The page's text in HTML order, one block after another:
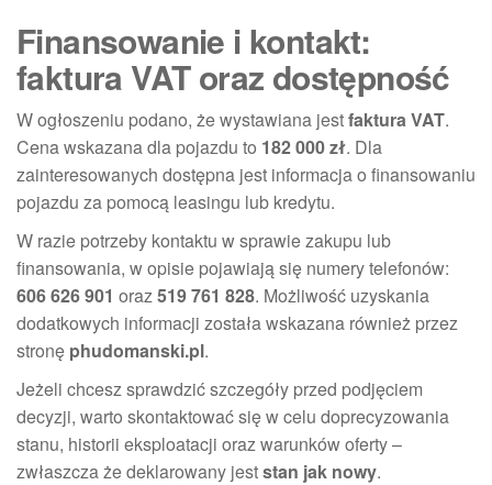
Finansowanie i kontakt:
faktura VAT oraz dostępność
W ogłoszeniu podano, że wystawiana jestfaktura VAT.
Cena wskazana dla pojazdu to 182 000 zł. Dla
zainteresowanych dostępna jest informacja o finansowaniu
pojazdu za pomocą leasingu lub kredytu.
W razie potrzeby kontaktu w sprawie zakupu lub
finansowania, w opisie pojawiają się numery telefonów:
606 626 901 oraz519 761 828. Możliwość uzyskania
dodatkowych informacji została wskazana również przez
stronę phudomanski.pl.
Jeżeli chcesz sprawdzić szczegóły przed podjęciem
decyzji, warto skontaktować się w celu doprecyzowania
stanu, historii eksploatacji oraz warunków oferty –
zwłaszcza że deklarowany jeststan jak nowy.